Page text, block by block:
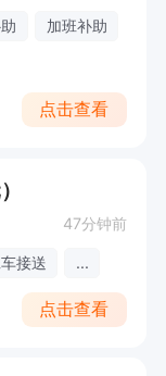
加班补助
点击查看
47分钟前
接送 ...
点击查看